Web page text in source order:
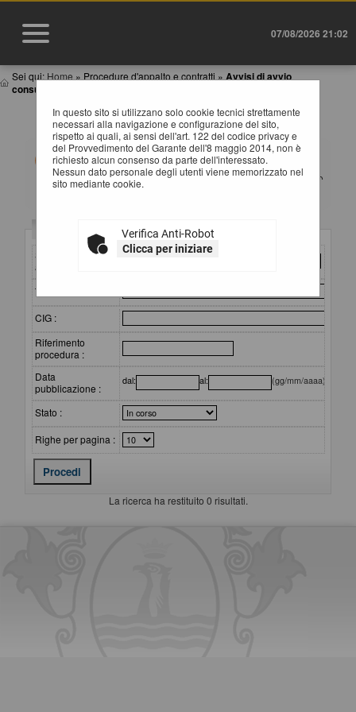
07/08/2026 21:02
Sei qui: Home » Procedure d'appalto e contratti » Avvisi di avvio
consultazione
In questo sito si utilizzano solo cookie tecnici strettamente
necessari alla navigazione e configurazione del sito,
rispetto ai quali, ai sensi dell'art. 122 del codice privacy e
del Provvedimento del Garante dell'8 maggio 2014, non è
richiesto alcun consenso da parte dell'interessato.
Nessun dato personale degli utenti viene memorizzato nel
sito mediante cookie.
Verifica Anti-Robot
Clicca per iniziare
AVVISI DI AVVIO CONSULTAZIONE
All'interno di questa sezione è possibile consultare gli
avvisi di avvio consultazione preliminari all'indizione di
una procedura negoziata senza bando. I dati di dettaglio
sono consultabili selezionando il collegamento
Stazione
appaltante :
Titolo :
CIG :
Riferimento
procedura :
Data
pubblicazione :
dal: al: (gg/mm/aaaa)
Stato :
Righe per pagina :
La ricerca ha restituito 0 risultati.